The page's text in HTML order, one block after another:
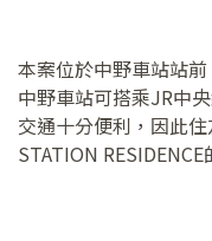
本案位於中野車站站
中野車站可搭乘JR中
交通十分便利，因此
STATION